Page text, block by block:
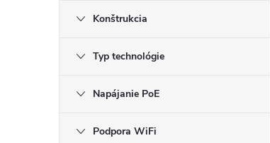
Konštrukcia
Typ technológie
Napájanie PoE
Podpora WiFi